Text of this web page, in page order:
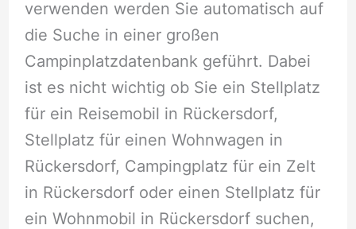
verwenden werden Sie automatisch auf
die Suche in einer großen
Campinplatzdatenbank geführt. Dabei
ist es nicht wichtig ob Sie ein Stellplatz
für ein Reisemobil in Rückersdorf,
Stellplatz für einen Wohnwagen in
Rückersdorf, Campingplatz für ein Zelt
in Rückersdorf oder einen Stellplatz für
ein Wohnmobil in Rückersdorf suchen,